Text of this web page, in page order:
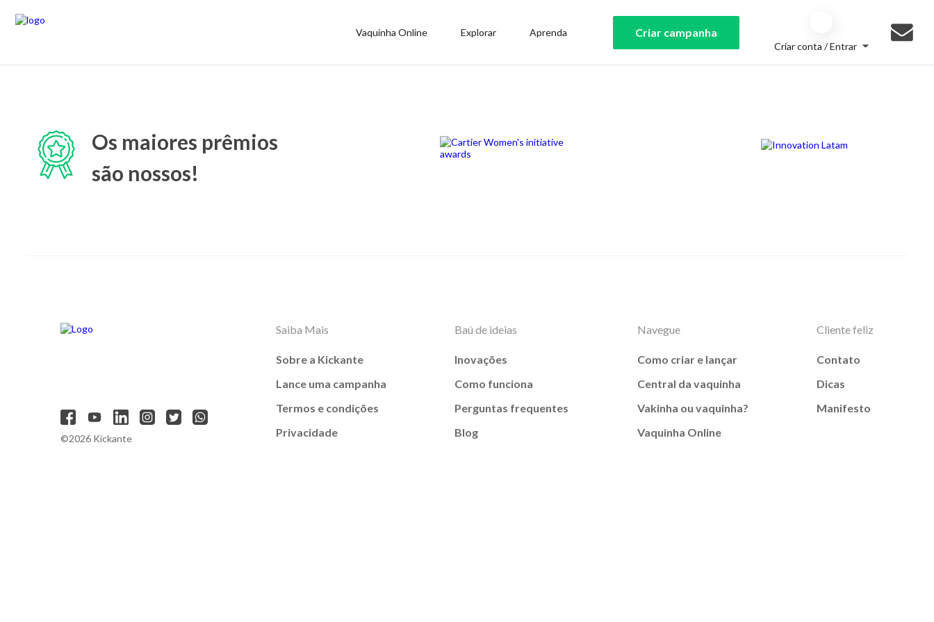
Vaquinha Online Explorar Aprenda Criar campanha
Criar conta / Entrar
Os maiores prêmios
são nossos!
©2026 Kickante
Saiba Mais
Sobre a Kickante
Lance uma campanha
Termos e condições
Privacidade
Baú de ideias
Inovações
Como funciona
Perguntas frequentes
Blog
Navegue
Como criar e lançar
Central da vaquinha
Vakinha ou vaquinha?
Vaquinha Online
Cliente feliz
Contato
Dicas
Manifesto